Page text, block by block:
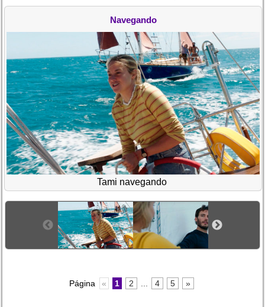
Navegando
Tami navegando
Página « 1 2 4 5 »